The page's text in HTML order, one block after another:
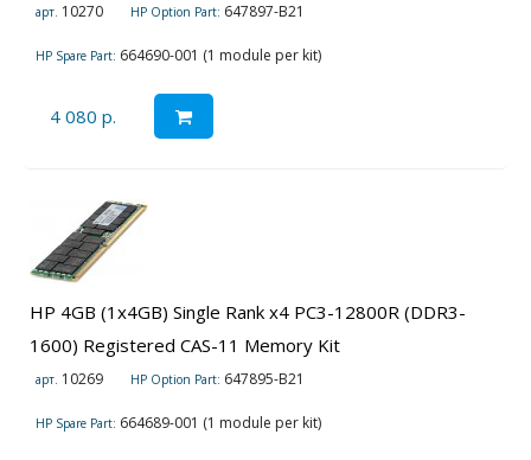
арт. 10270 HP Option Part: 647897-B21
HP Spare Part: 664690-001 (1 module per kit)
4 080 р.
HP 4GB (1x4GB) Single Rank x4 PC3-12800R (DDR3-
1600) Registered CAS-11 Memory Kit
арт. 10269 HP Option Part: 647895-B21
HP Spare Part: 664689-001 (1 module per kit)